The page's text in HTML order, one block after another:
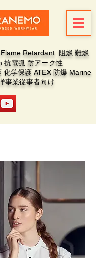
Retardant 阻燃 難燃
抗電弧 耐アーク性
化学保護 ATEX 防爆 Marine
事業従事者向け